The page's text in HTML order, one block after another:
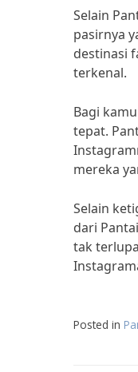
Selain
pasirnya
destinasi
terkenal.
Bagi
tepat.
mereka
Selain
dari
tak
Posted in